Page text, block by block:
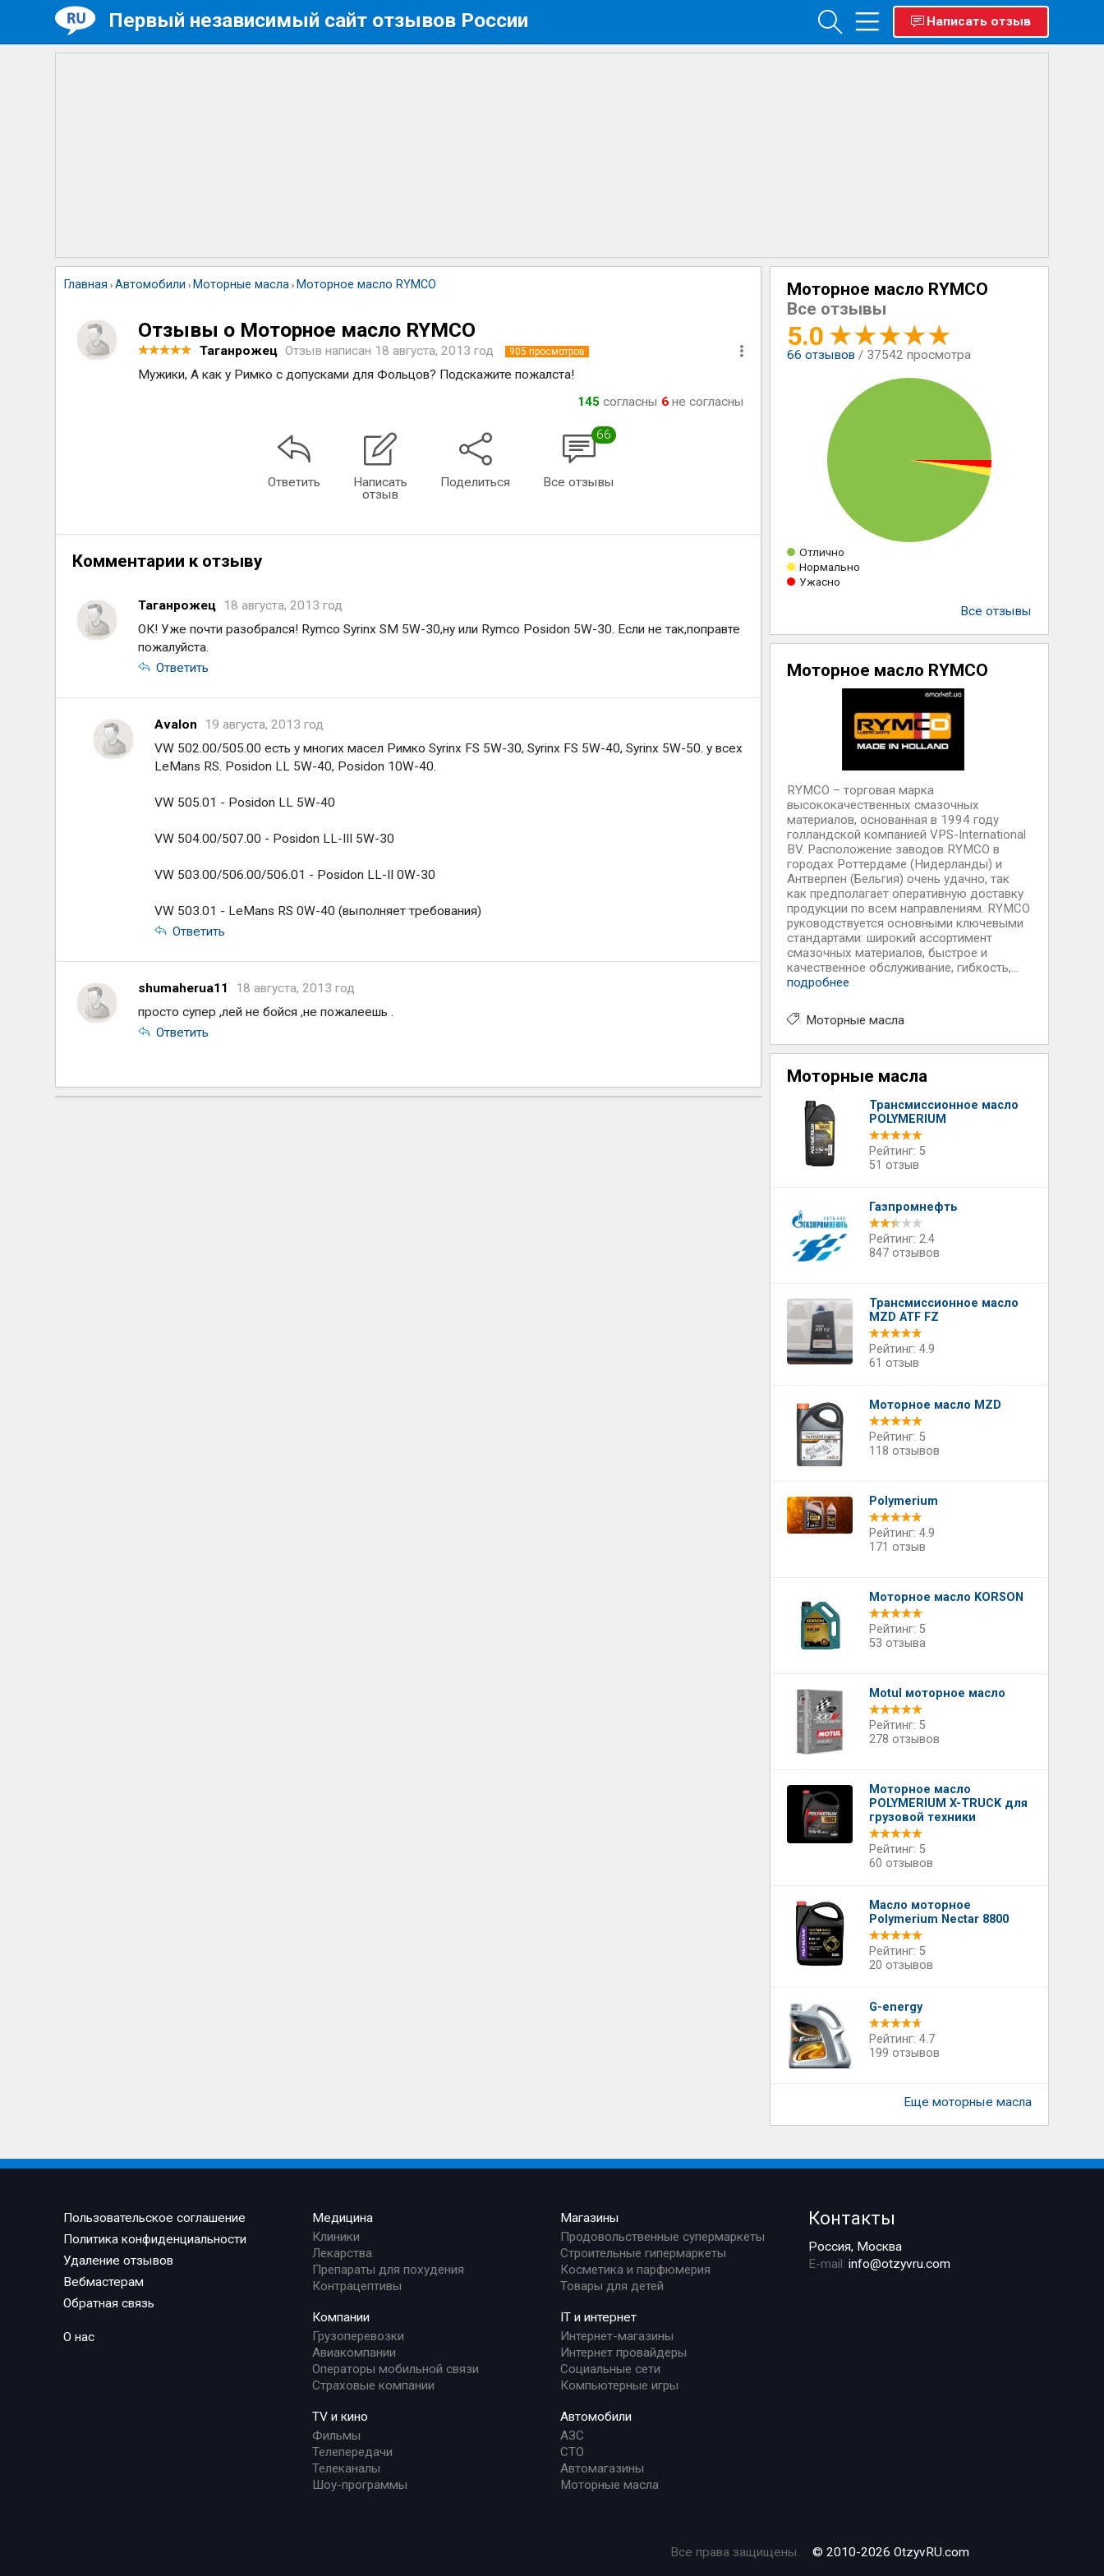
Первый независимый сайт отзывов России Написать отзыв
Главная ›Автомобили › Моторные масла › Моторное масло RYMCO
Отзывы о Моторное масло RYMCO
Таганрожец Отзыв написан 18 августа, 2013 год 905 просмотров
Мужики, А как у Римко с допусками для Фольцов? Подскажите пожалста!
145согласны 6не согласны
Ответить
Написать
отзыв
Поделиться
66
Все отзывы
Комментарии к отзыву
Таганрожец
18 августа, 2013 год
ОК! Уже почти разобрался! Rymco Syrinx SM 5W-30,ну или Rymco Posidon 5W-30. Если не так,поправте
пожалуйста.
Ответить
Avalon
19 августа, 2013 год
VW 502.00/505.00 есть у многих масел Римко Syrinx FS 5W-30, Syrinx FS 5W-40, Syrinx 5W-50. у всех
LeMans RS. Posidon LL 5W-40, Posidon 10W-40.
VW 505.01 - Posidon LL 5W-40
VW 504.00/507.00 - Posidon LL-III 5W-30
VW 503.00/506.00/506.01 - Posidon LL-II 0W-30
VW 503.01 - LeMans RS 0W-40 (выполняет требования)
Ответить
shumaherua11
18 августа, 2013 год
просто супер ,лей не бойся ,не пожалеешь .
Ответить
Моторное масло RYMCO
Все отзывы
5.0
66 отзывов / 37542 просмотра
Отлично
Нормально
Ужасно
Все отзывы
Моторное масло RYMCO
RYMCO – торговая марка
высококачественных смазочных
материалов, основанная в 1994 году
голландской компанией VPS-International
BV. Расположение заводов RYMCO в
городах Роттердаме (Нидерланды) и
Антверпен (Бельгия) очень удачно, так
как предполагает оперативную доставку
продукции по всем направлениям. RYMCO
руководствуется основными ключевыми
стандартами: широкий ассортимент
смазочных материалов, быстрое и
качественное обслуживание, гибкость,...
подробнее
Моторные масла
Моторные масла
Трансмиссионное масло
POLYMERIUM
Рейтинг: 5
51 отзыв
Газпромнефть
Рейтинг: 2.4
847 отзывов
Трансмиссионное масло
MZD ATF FZ
Рейтинг: 4.9
61 отзыв
Моторное масло MZD
Рейтинг: 5
118 отзывов
Polymerium
Рейтинг: 4.9
171 отзыв
Моторное масло KORSON
Рейтинг: 5
53 отзыва
Motul моторное масло
Рейтинг: 5
278 отзывов
Моторное масло
POLYMERIUM X-TRUCK для
грузовой техники
Рейтинг: 5
60 отзывов
Масло моторное
Polymerium Nectar 8800
Рейтинг: 5
20 отзывов
G-energy
Рейтинг: 4.7
199 отзывов
Еще моторные масла
Пользовательское соглашение
Политика конфиденциальности
Удаление отзывов
Вебмастерам
Обратная связь
О нас
Медицина
Клиники
Лекарства
Препараты для похудения
Контрацептивы
Компании
Грузоперевозки
Авиакомпании
Операторы мобильной связи
Страховые компании
TV и кино
Фильмы
Телепередачи
Телеканалы
Шоу-программы
Магазины
Продовольственные супермаркеты
Строительные гипермаркеты
Косметика и парфюмерия
Товары для детей
IT и интернет
Интернет-магазины
Интернет провайдеры
Социальные сети
Компьютерные игры
Автомобили
АЗС
СТО
Автомагазины
Моторные масла
Контакты
Россия, Москва
E-mail:info@otzyvru.com
Все права защищены. © 2010-2026 OtzyvRU.com